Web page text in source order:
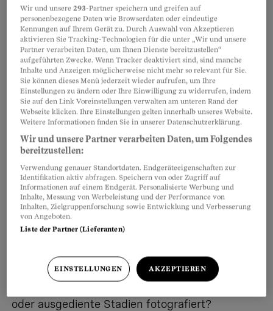
Erstaunlich ist es gleichwohl, denn der 25-
jährige St. Galler ist noch gar nicht so lang
dabei.
Haben Sie auch schon ein «Fussball-Reisli»
oder ausgediente Stadien fotografiert?
Wir und unsere293-Partner speichern und greifen auf
personenbezogene Daten wie Browserdaten oder eindeutige
Kennungen auf Ihrem Gerät zu. Durch Auswahl von Akzeptieren
aktivieren Sie Tracking-Technologien für die unter „Wir und unsere
Partner verarbeiten Daten, um Ihnen Dienste bereitzustellen“
aufgeführten Zwecke. Wenn Tracker deaktiviert sind, sind manche
Inhalte und Anzeigen möglicherweise nicht mehr so relevant für Sie.
Sie können dieses Menü jederzeit wieder aufrufen, um Ihre
Einstellungen zu ändern oder Ihre Einwilligung zu widerrufen, indem
Sie auf den Link Voreinstellungen verwalten am unteren Rand der
Webseite klicken. Ihre Einstellungen gelten innerhalb unseres Website.
Weitere Informationen finden Sie in unserer Datenschutzerklärung.
Wir und unsere Partner verarbeiten Daten, um Folgendes
bereitzustellen:
Verwendung genauer Standortdaten. Endgeräteeigenschaften zur
Identifikation aktiv abfragen. Speichern von oder Zugriff auf
Informationen auf einem Endgerät. Personalisierte Werbung und
Inhalte, Messung von Werbeleistung und der Performance von
Inhalten, Zielgruppenforschung sowie Entwicklung und Verbesserung
von Angeboten.
Liste der Partner (Lieferanten)
EINSTELLUNGEN AKZEPTIEREN